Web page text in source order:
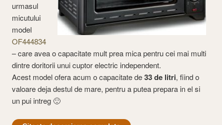
urmasul
micutului
model
OF444834
– care avea o capacitate mult prea mica pentru cei mai multi
dintre doritorii unui cuptor electric independent.
Acest model ofera acum o capacitate de33 de litri, fiind o
valoare deja destul de mare, pentru a putea prepara in el si
un pui intreg 🙂